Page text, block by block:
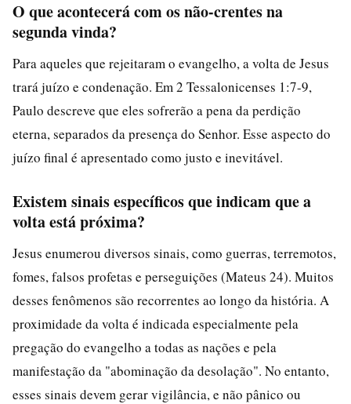
O que acontecerá com os não-crentes na
segunda vinda?
Para aqueles que rejeitaram o evangelho, a volta de Jesus
trará juízo e condenação. Em 2 Tessalonicenses 1:7-9,
Paulo descreve que eles sofrerão a pena da perdição
eterna, separados da presença do Senhor. Esse aspecto do
juízo final é apresentado como justo e inevitável.
Existem sinais específicos que indicam que a
volta está próxima?
Jesus enumerou diversos sinais, como guerras, terremotos,
fomes, falsos profetas e perseguições (Mateus 24). Muitos
desses fenômenos são recorrentes ao longo da história. A
proximidade da volta é indicada especialmente pela
pregação do evangelho a todas as nações e pela
manifestação da "abominação da desolação". No entanto,
esses sinais devem gerar vigilância, e não pânico ou